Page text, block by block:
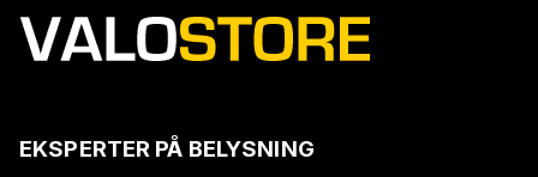
EKSPERTER PÅ BELYSNING